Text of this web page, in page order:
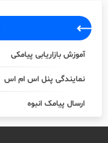
آموزش بازاریابی پیامکی
نمایندگی پنل اس ام اس
ارسال پیامک انبوه